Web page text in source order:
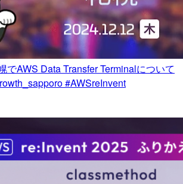
でAWS Data Transfer Terminalについて
#AWSreInvent